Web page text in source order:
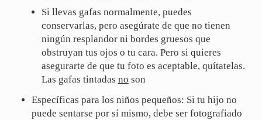
Si llevas gafas normalmente, puedes
conservarlas, pero asegúrate de que no tienen
ningún resplandor ni bordes gruesos que
obstruyan tus ojos o tu cara. Pero si quieres
asegurarte de que tu foto es aceptable, quítatelas.
Las gafas tintadas no son
Específicas para los niños pequeños: Si tu hijo no
puede sentarse por sí mismo, debe ser fotografiado